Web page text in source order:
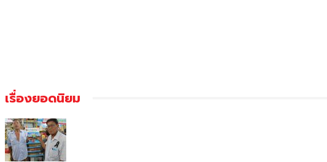
เรื่องยอดนิยม